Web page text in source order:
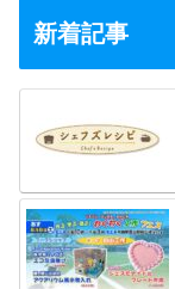
新着記事